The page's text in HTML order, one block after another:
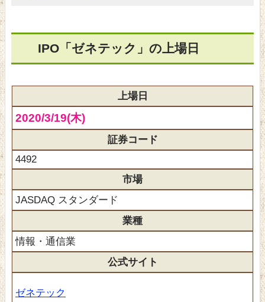
IPO「ゼネテック」の上場日
上場日
2020/3/19(木)
証券コード
4492
市場
JASDAQ スタンダード
業種
情報・通信業
公式サイト
ゼネテック